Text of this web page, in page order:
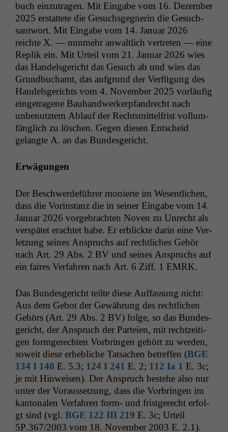
buch einzu­tra­gen. Mit Eingabe vom 16. Dezem­ber
2025 erstat­tete die Gesuchs­geg­ner­in die Gesuch­
sant­wort. Mit Eingabe vom 14. Jan­u­ar 2026
reichte X. — nun­mehr anwaltlich vertreten — eine
Rep­lik ein. Mit Urteil vom 21. Jan­u­ar 2026 wies
das Han­dels­gericht das Gesuch ab und wies das
Grund­buchamt, das auf­grund der Ver­fü­gung des
Han­dels­gerichts vom 4. Novem­ber 2025 vor­läu­fig
einge­tra­gene Bauhandw­erk­erp­fan­drecht nach
unbe­nutztem Ablauf der Rechtsmit­tel­frist vol­lum­
fänglich zu löschen. Gegen diesen Entscheid
gelangte A. an das Bundesgericht.
Erwä­gun­gen
Der Beschw­erde­führer monierte im Wesentlichen,
dass die Vorin­stanz die in sein­er Eingabe vom 14.
Jan­u­ar 2026 vorge­bracht­en Noven zu Unrecht als
ver­spätet erachtet habe. Er erblick­te darin eine Ver­
let­zung seines Anspruchs auf rechtlich­es Gehör
nach Art. 29 Abs. 2 BV und seines Anspruchs auf
ein faires Ver­fahren nach Art. 6 Ziff. 1 EMRK.
Das Bun­des­gericht teilte diese Auf­fas­sung nicht:
Aus dem Gebot der Gewährung des rechtlichen
Gehörs (Art. 29 Abs. 2 BV) folge, so das Bun­des­
gericht, der Anspruch der Parteien, mit rechtzeit­i­
gen for­mgerecht­en Vor­brin­gen gehört zu wer­den,
soweit diese erhe­bliche Tat­sachen betr­e­f­fen (BGE
134 I 140 E. 5.3; 124 I 241 E. 2; 112 Ia 1 E. 3c;
je mit Hin­weisen). Der Anspruch beste­he also nur
unter der Voraus­set­zung, dass die Vor­brin­gen im
kan­tonalen Ver­fahren form- und frist­gerecht erfol­
gt sind (vgl. BGE 122 III 219 E. 3c; Urteil
5P.367/2003 vom 18. Novem­ber 2003 E. 2.1).